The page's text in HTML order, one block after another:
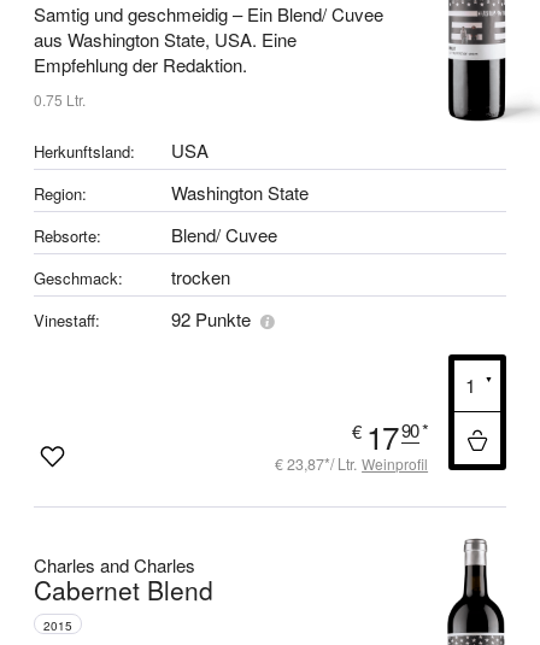
Samtig und geschmeidig –Ein Blend/ Cuvee
aus Washington State, USA. Eine
Empfehlung der Redaktion.
0.75 Ltr.
Herkunftsland: USA
Region: Washington State
Rebsorte: Blend/ Cuvee
Geschmack: trocken
Vinestaff: 92 Punkte
€ 1790*
€ 23,87*/ Ltr. Weinprofil
Charles and Charles
Cabernet Blend
2015